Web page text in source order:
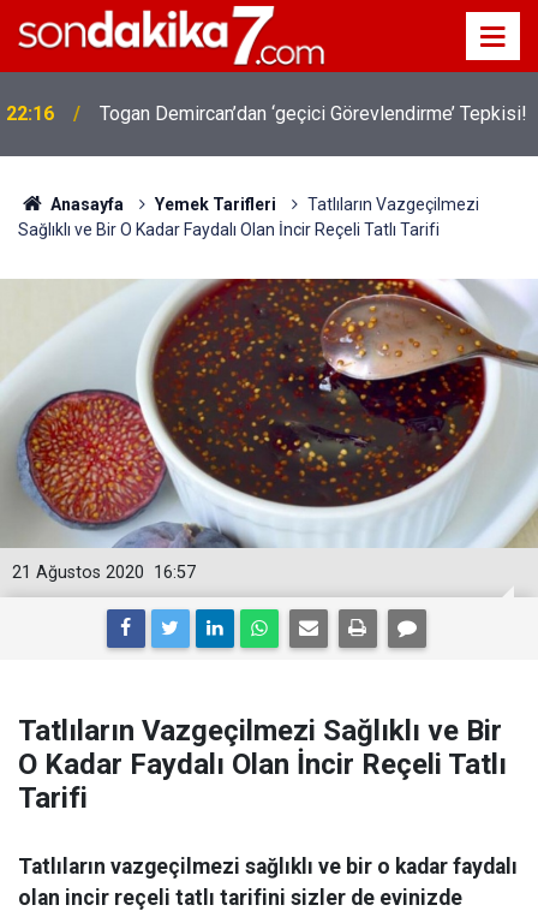
22:16 Togan Demircan’dan ‘geçici Görevlendirme’ Tepkisi!
Anasayfa Yemek Tarifleri
Tatlıların Vazgeçilmezi
Sağlıklı ve Bir O Kadar Faydalı Olan İncir Reçeli Tatlı Tarifi
16:57
21 Ağustos 2020
Tatlıların Vazgeçilmezi Sağlıklı ve Bir
O Kadar Faydalı Olan İncir Reçeli Tatlı
Tarifi
Tatlıların vazgeçilmezi sağlıklı ve bir o kadar faydalı
olan incir reçeli tatlı tarifini sizler de evinizde